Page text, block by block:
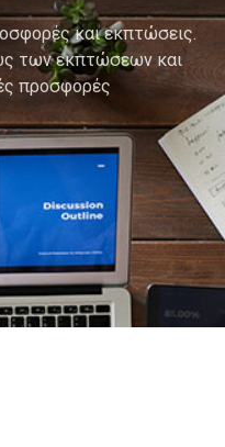
και εκπτώσεις.
των εκπτώσεων και
προσφορές